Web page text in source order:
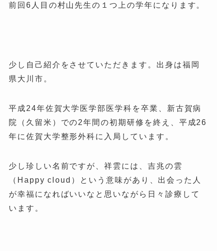
前回6人目の村山先生の１つ上の学年になります。
少し自己紹介をさせていただきます。出身は福岡
県大川市。
平成24年佐賀大学医学部医学科を卒業、新古賀病
院（久留米）での2年間の初期研修を終え、平成26
年に佐賀大学整形外科に入局しています。
少し珍しい名前ですが、祥雲には、吉兆の雲
（Happy cloud）という意味があり、出会った人
が幸福になればいいなと思いながら日々診療して
います。